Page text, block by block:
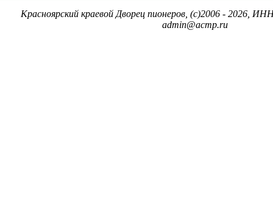
Красноярский краевой Дворец пионеров, (c)2006 - 2026,
admin@acmp.ru